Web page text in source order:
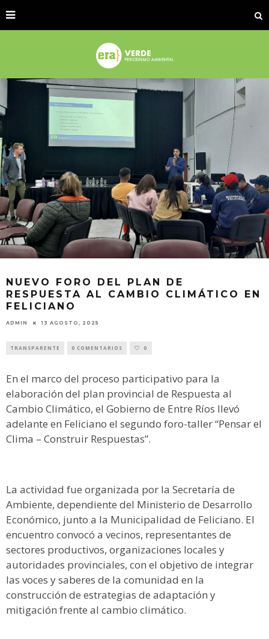
NUEVO FORO DEL PLAN DE
RESPUESTA AL CAMBIO CLIMÁTICO EN
FELICIANO
ADMIN 13 AGOSTO, 2025
TRANSPARENTE 0 COMENTARIOS 0
En el marco del proceso participativo para la
elaboración del plan provincial de Respuesta al
Cambio Climático, el Gobierno de Entre Ríos llevó
adelante en Feliciano el segundo foro-taller “Pensar el
Clima – Construir Respuestas”.
La actividad fue organizada por la Secretaría de
Ambiente, dependiente del Ministerio de Desarrollo
Económico, junto a la Municipalidad de Feliciano. El
encuentro convocó a vecinos, representantes de
sectores productivos, organizaciones locales y
autoridades provinciales, con el objetivo de integrar
las voces y saberes de la comunidad en la
construcción de estrategias de adaptación y
mitigación frente al cambio climático.